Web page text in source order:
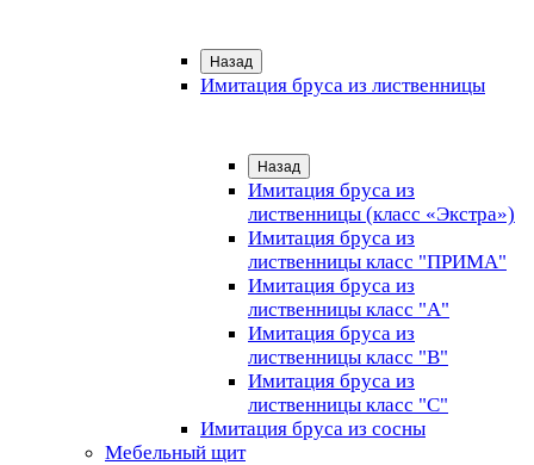
Назад
Имитация бруса из лиственницы
Назад
Имитация бруса из
лиственницы (класс «Экстра»)
Имитация бруса из
лиственницы класс "ПРИМА"
Имитация бруса из
лиственницы класс "А"
Имитация бруса из
лиственницы класс "B"
Имитация бруса из
лиственницы класс "C"
Имитация бруса из сосны
Мебельный щит